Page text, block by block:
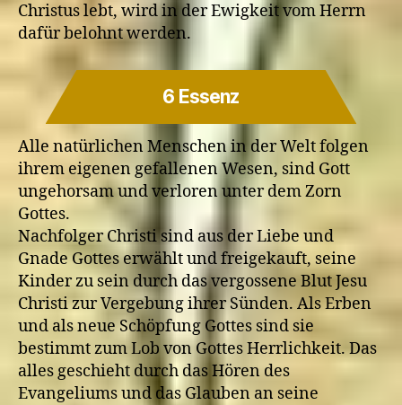
Christus lebt, wird in der Ewigkeit vom Herrn
dafür belohnt werden.
6 Essenz
Alle natürlichen Menschen in der Welt folgen
ihrem eigenen gefallenen Wesen, sind Gott
ungehorsam und verloren unter dem Zorn
Gottes.
Nachfolger Christi sind aus der Liebe und
Gnade Gottes erwählt und freigekauft, seine
Kinder zu sein durch das vergossene Blut Jesu
Christi zur Vergebung ihrer Sünden. Als Erben
und als neue Schöpfung Gottes sind sie
bestimmt zum Lob von Gottes Herrlichkeit. Das
alles geschieht durch das Hören des
Evangeliums und das Glauben an seine